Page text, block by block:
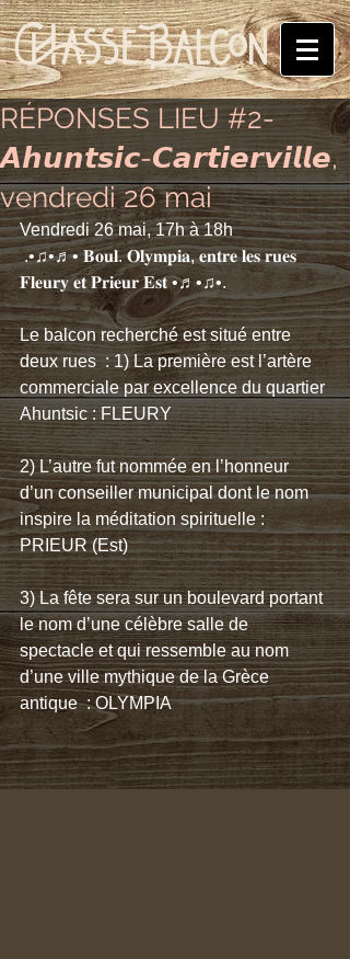
RÉPONSES LIEU #2-
𝘼𝙝𝙪𝙣𝙩𝙨𝙞𝙘-𝘾𝙖𝙧𝙩𝙞𝙚𝙧𝙫𝙞𝙡𝙡𝙚,
vendredi 26 mai
Vendredi 26 mai, 17h à 18h
.•♫•♬• 𝐁𝐨𝐮𝐥. 𝐎𝐥𝐲𝐦𝐩𝐢𝐚, 𝐞𝐧𝐭𝐫𝐞 𝐥𝐞𝐬 𝐫𝐮𝐞𝐬
𝐅𝐥𝐞𝐮𝐫𝐲 𝐞𝐭 𝐏𝐫𝐢𝐞𝐮𝐫 𝐄𝐬𝐭 •♬•♫•.
Le balcon recherché est situé entre
deux rues  : 1) La première est l’artère
commerciale par excellence du quartier
Ahuntsic : FLEURY
2) L’autre fut nommée en l’honneur
d’un conseiller municipal dont le nom
inspire la méditation spirituelle :
PRIEUR (Est)
3) La fête sera sur un boulevard portant
le nom d’une célèbre salle de
spectacle et qui ressemble au nom
d’une ville mythique de la Grèce
antique  : OLYMPIA